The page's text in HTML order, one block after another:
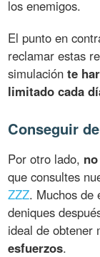
los enemigos.
El punto en
reclamar estas
simulaciónte
limitado cada
Conseguir
Por otro lado,
que consultes
ZZZ. Muchos de
deniques
ideal de obtener
esfuerzos.